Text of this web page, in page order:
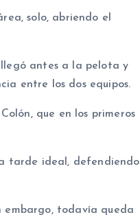
solo, abriendo el
llegó antes a la pelota y
entre los dos equipos.
que en los primeros
tarde ideal, defendiendo
embargo, todavía queda